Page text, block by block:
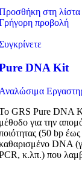
στη λίστα
προβολή
DNA Kit
GRS Pure DNA
για την
(50 bp
DNA
κ.λπ.) που